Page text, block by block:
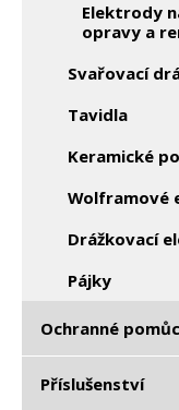
Elektrody
opravy a
Svařovací
Tavidla
Keramické
Wolframové
Drážkovací
Pájky
Ochranné
Příslušenství